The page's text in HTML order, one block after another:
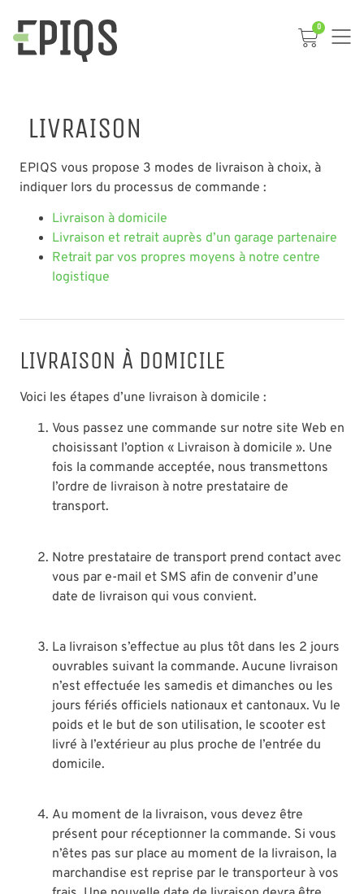
0
LIVRAISON
EPIQS vous propose 3 modes de livraison à choix, à
indiquer lors du processus de commande :
Livraison à domicile
Livraison et retrait auprès d’un garage partenaire
Retrait par vos propres moyens à notre centre
logistique
LIVRAISON À DOMICILE
Voici les étapes d’une livraison à domicile :
Vous passez une commande sur notre site Web en
choisissant l’option « Livraison à domicile ». Une
fois la commande acceptée, nous transmettons
l’ordre de livraison à notre prestataire de
transport.
Notre prestataire de transport prend contact avec
vous par e-mail et SMS afin de convenir d’une
date de livraison qui vous convient.
La livraison s’effectue au plus tôt dans les 2 jours
ouvrables suivant la commande. Aucune livraison
n’est effectuée les samedis et dimanches ou les
jours fériés officiels nationaux et cantonaux. Vu le
poids et le but de son utilisation, le scooter est
livré à l’extérieur au plus proche de l’entrée du
domicile.
Au moment de la livraison, vous devez être
présent pour réceptionner la commande. Si vous
n’êtes pas sur place au moment de la livraison, la
marchandise est reprise par le transporteur à vos